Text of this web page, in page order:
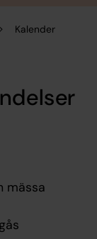
Kalender
mässa